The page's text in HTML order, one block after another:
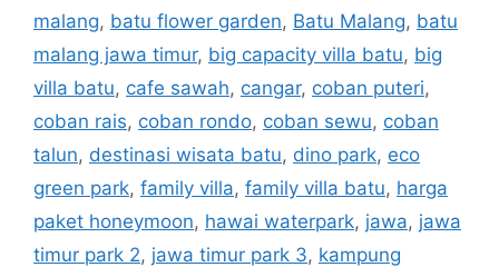
malang, batu flower garden, Batu Malang, batu
malang jawa timur, big capacity villa batu, big
villa batu, cafe sawah, cangar, coban puteri,
coban rais, coban rondo, coban sewu, coban
talun, destinasi wisata batu, dino park, eco
green park, family villa, family villa batu, harga
paket honeymoon, hawai waterpark, jawa, jawa
timur park 2, jawa timur park 3, kampung